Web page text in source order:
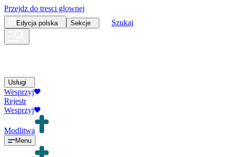
Przejdz do tresci glownej
Edycja polska Sekcje Szukaj
Usługi
Wesprzyj
Rejestr
Wesprzyj
Modlitwa
Menu